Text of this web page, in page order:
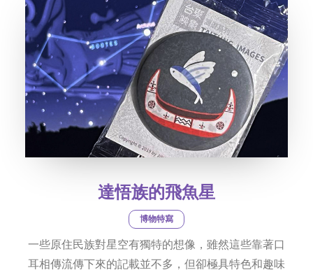
字型大小
達悟族的飛魚星
博物特寫
一些原住民族對星空有獨特的想像，雖然這些靠著口
耳相傳流傳下來的記載並不多，但卻極具特色和趣味